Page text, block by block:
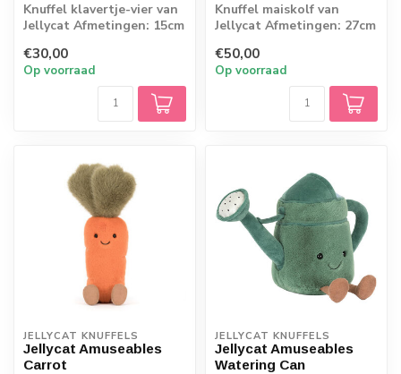
Knuffel klavertje-vier van
Jellycat Afmetingen: 15cm
€30,00
Op voorraad
Knuffel maiskolf van
Jellycat Afmetingen: 27cm
€50,00
Op voorraad
JELLYCAT KNUFFELS
Jellycat Amuseables
Carrot
JELLYCAT KNUFFELS
Jellycat Amuseables
Watering Can